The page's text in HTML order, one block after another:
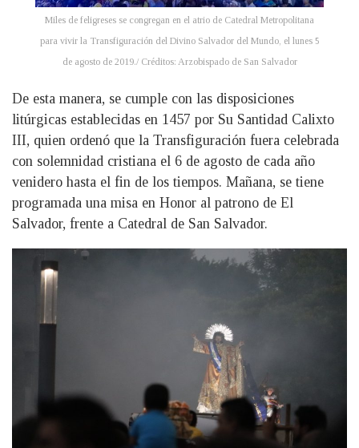
Miles de feligreses se congregan en el atrio de Catedral Metropolitana
para vivir la Transfiguración del Divino Salvador del Mundo, el lunes 5
de agosto de 2019./ Créditos: Arzobispado de San Salvador
De esta manera, se cumple con las disposiciones
litúrgicas establecidas en 1457 por Su Santidad Calixto
III, quien ordenó que la Transfiguración fuera celebrada
con solemnidad cristiana el 6 de agosto de cada año
venidero hasta el fin de los tiempos. Mañana, se tiene
programada una misa en Honor al patrono de El
Salvador, frente a Catedral de San Salvador.